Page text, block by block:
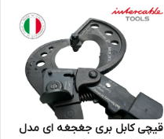
قیچی کابل بری جغجغه ای مدل